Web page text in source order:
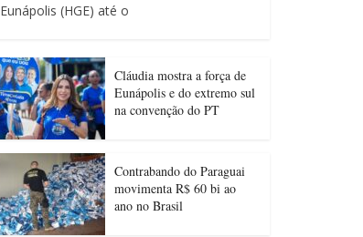
Eunápolis (HGE) até o
Cláudia mostra a força de
Eunápolis e do extremo sul
na convenção do PT
Contrabando do Paraguai
movimenta R$ 60 bi ao
ano no Brasil